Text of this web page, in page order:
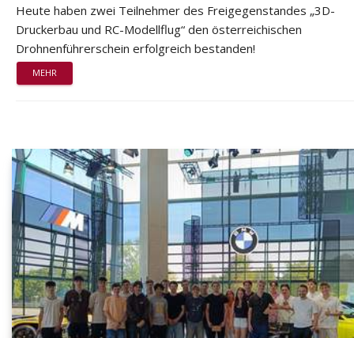
Heute haben zwei Teilnehmer des Freigegenstandes „3D-
Druckerbau und RC-Modellflug“ den österreichischen
Drohnenführerschein erfolgreich bestanden!
MEHR